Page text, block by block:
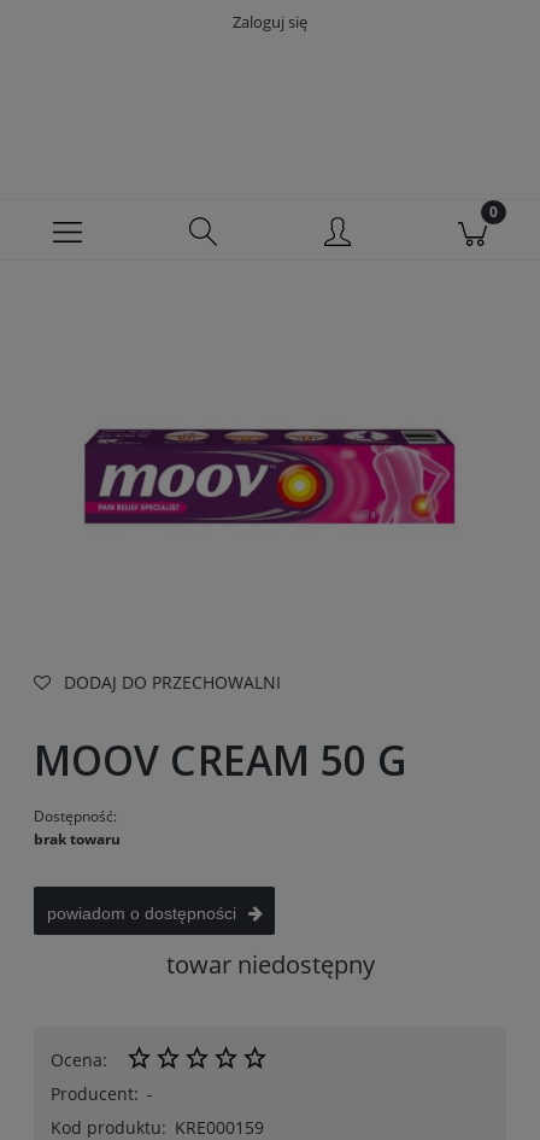
Zaloguj się
DODAJ DO PRZECHOWALNI
MOOV CREAM 50 G
Dostępność:
brak towaru
powiadom o dostępności
towar niedostępny
Ocena:
Producent: -
Kod produktu: KRE000159